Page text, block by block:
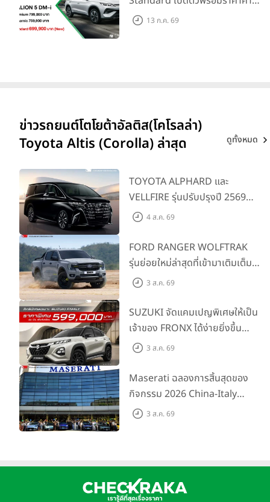
การณ์ 699,900 บาท รุ่นย่อย
13 ก.ค. 69
ข่าวรถยนต์โตโยต้าอัลติส(โคโรลล่า)
Toyota Altis (Corolla) ล่าสุด
ดูทั้งหมด
TOYOTA ALPHARD และ
VELLFIRE รุ่นปรับปรุงปี 2569
พร้อมรุ่นย่อยใหม่ HEV SMART
4 ส.ค. 69
FORD RANGER WOLFTRAK
รุ่นย่อยใหม่ล่าสุดที่เข้ามาเติมเต็ม
ไลน์อัป พร้อมตอบโจทย์ทุกการ
ด้วยราคาพิเศษเริ่มต้นที่ 9.49 แสน
บาท
3 ส.ค. 69
SUZUKI จัดแคมเปญพิเศษให้เป็น
เจ้าของ FRONX ได้ง่ายยิ่งขึ้น
สำหรับรุ่น GL ราคาพิเศษเริ่มต้น
พร้อมข้อเสนอสุดคุ้ม
3 ส.ค. 69
Maserati ฉลองการสิ้นสุดของ
กิจกรรม 2026 China-Italy
Grand Tour ณ สำนักงานใหญ่
3 ส.ค. 69